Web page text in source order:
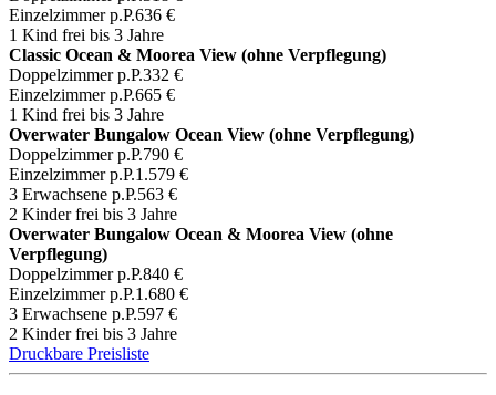
Einzelzimmer p.P.636 €
1 Kind frei bis 3 Jahre
Classic Ocean & Moorea View (ohne Verpflegung)
Doppelzimmer p.P.332 €
Einzelzimmer p.P.665 €
1 Kind frei bis 3 Jahre
Overwater Bungalow Ocean View (ohne Verpflegung)
Doppelzimmer p.P.790 €
Einzelzimmer p.P.1.579 €
3 Erwachsene p.P.563 €
2 Kinder frei bis 3 Jahre
Overwater Bungalow Ocean & Moorea View (ohne
Verpflegung)
Doppelzimmer p.P.840 €
Einzelzimmer p.P.1.680 €
3 Erwachsene p.P.597 €
2 Kinder frei bis 3 Jahre
Druckbare Preisliste